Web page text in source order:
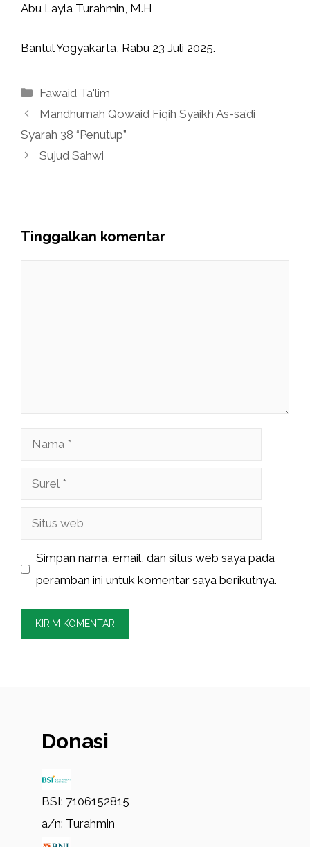
Abu Layla Turahmin, M.H
Bantul Yogyakarta, Rabu 23 Juli 2025.
Kategori
Fawaid Ta'lim
Mandhumah Qowaid Fiqih Syaikh As-sa’di
Syarah 38 “Penutup”
Sujud Sahwi
Tinggalkan komentar
Nama
Surel
Situs
Simpan nama, email, dan situs web saya pada
peramban ini untuk komentar saya berikutnya.
Donasi
BSI: 7106152815
a/n: Turahmin